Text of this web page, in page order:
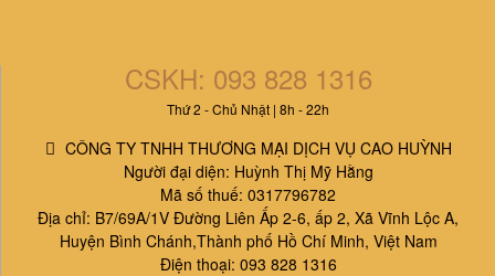
CSKH: 093 828 1316
Thứ 2 - Chủ Nhật | 8h - 22h
CÔNG TY TNHH THƯƠNG MẠI DỊCH VỤ CAO HUỲNH
Người đại diện: Huỳnh Thị Mỹ Hằng
Mã số thuế: 0317796782
Địa chỉ: B7/69A/1V Đường Liên Ấp 2-6, ấp 2, Xã Vĩnh Lộc A,
Huyện Bình Chánh,Thành phố Hồ Chí Minh, Việt Nam
Điện thoại: 093 828 1316